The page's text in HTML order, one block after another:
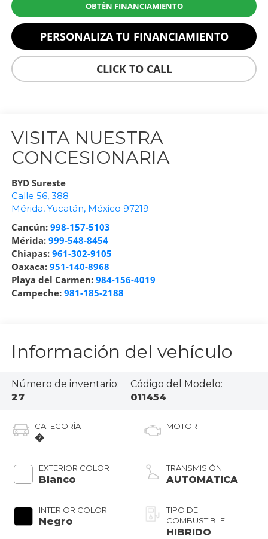
OBTÉN FINANCIAMIENTO
PERSONALIZA TU FINANCIAMIENTO
CLICK TO CALL
VISITA NUESTRA
CONCESIONARIA
BYD Sureste
Calle 56, 388
Mérida, Yucatán, México 97219
Cancún: 998-157-5103
Mérida: 999-548-8454
Chiapas: 961-302-9105
Oaxaca: 951-140-8968
Playa del Carmen: 984-156-4019
Campeche: 981-185-2188
Información del vehículo
Número de inventario:
27
Código del Modelo:
011454
CATEGORÍA
�
EXTERIOR COLOR
Blanco
INTERIOR COLOR
Negro
MOTOR
TRANSMISIÓN
AUTOMATICA
TIPO DE
COMBUSTIBLE
HIBRIDO